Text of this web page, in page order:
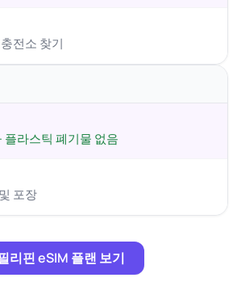
전소 찾기
라스틱 폐기물 없음
포장
리핀 eSIM 플랜 보기